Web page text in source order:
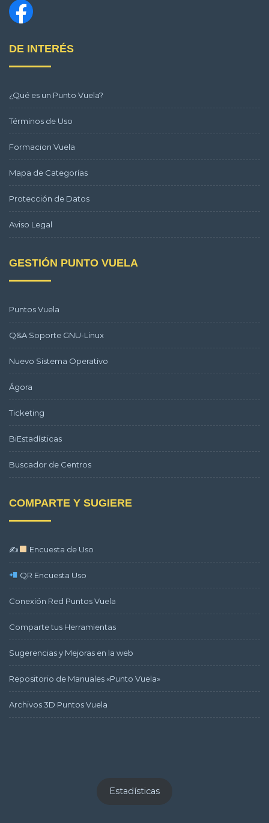
DE INTERÉS
¿Qué es un Punto Vuela?
Términos de Uso
Formacion Vuela
Mapa de Categorías
Protección de Datos
Aviso Legal
GESTIÓN PUNTO VUELA
Puntos Vuela
Q&A Soporte GNU-Linux
Nuevo Sistema Operativo
Ágora
Ticketing
BiEstadísticas
Buscador de Centros
COMPARTE Y SUGIERE
✍ Encuesta de Uso
QR Encuesta Uso
Conexión Red Puntos Vuela
Comparte tus Herramientas
Sugerencias y Mejoras en la web
Repositorio de Manuales «Punto Vuela»
Archivos 3D Puntos Vuela
Estadísticas